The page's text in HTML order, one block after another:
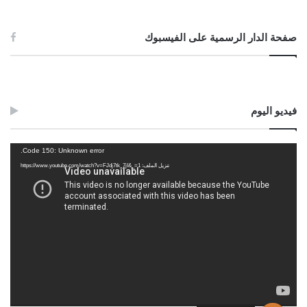
لجنة الفتوى بدار الإفتاء:
حسن بن سالم الشريف
الصادق بن عبد الرحمن الغرياني
صفحة الدار الرسمية على الفيسبوك
فيديو اليوم
Code 150: Unknown error.
تنزيل الملف: https://www.youtube.com/watch?v=FJdj7tk_7jI&_=1